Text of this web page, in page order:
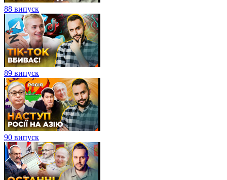
88 випуск
89 випуск
90 випуск